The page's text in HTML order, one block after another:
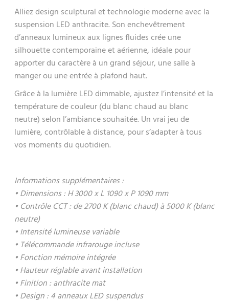
Alliez design sculptural et technologie moderne avec la
suspension LED anthracite. Son enchevêtrement
d’anneaux lumineux aux lignes fluides crée une
silhouette contemporaine et aérienne, idéale pour
apporter du caractère à un grand séjour, une salle à
manger ou une entrée à plafond haut.
Grâce à la lumière LED dimmable, ajustez l’intensité et la
température de couleur (du blanc chaud au blanc
neutre) selon l’ambiance souhaitée. Un vrai jeu de
lumière, contrôlable à distance, pour s’adapter à tous
vos moments du quotidien.
Informations supplémentaires :
• Dimensions : H 3000 x L 1090 x P 1090 mm
• Contrôle CCT : de 2700 K (blanc chaud) à 5000 K (blanc
neutre)
• Intensité lumineuse variable
• Télécommande infrarouge incluse
• Fonction mémoire intégrée
• Hauteur réglable avant installation
• Finition : anthracite mat
• Design : 4 anneaux LED suspendus